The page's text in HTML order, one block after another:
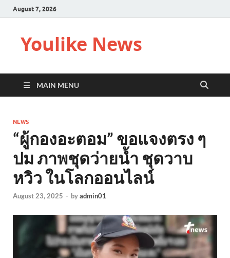
August 7, 2026
Youlike News
MAIN MENU
NEWS
“ผู้กองอะตอม” ขอแจงตรง ๆ
ปม ภาพชุดว่ายน้ำ ชุดวาบ
หวิว ในโลกออนไลน์
August 23, 2025 - byadmin01